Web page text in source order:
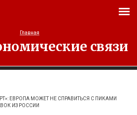
связи
ЕВРОПА МОЖЕТ НЕ СПРАВИТЬСЯ С ПИКАМИ
ИЗ РОССИИ